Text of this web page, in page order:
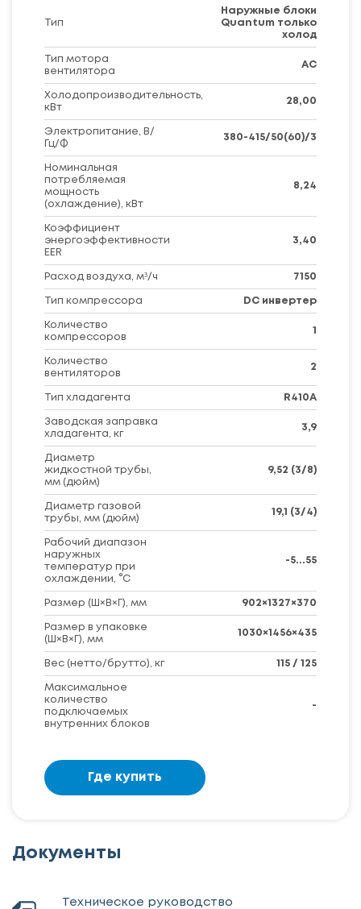
Тип
Наружные блоки
Quantum только
холод
Тип мотора
вентилятора
AC
Холодопроизводительность,
кВт
28,00
Электропитание, В/
Гц/Ф
380-415/50(60)/3
Номинальная
потребляемая
мощность
(охлаждение), кВт
8,24
Коэффициент
энергоэффективности
EER
3,40
Расход воздуха, м³/ч 7150
Тип компрессора DC инвертер
Количество
компрессоров
1
Количество
вентиляторов
2
Тип хладагента R410A
Заводская заправка
хладагента, кг
3,9
Диаметр
жидкостной трубы,
мм (дюйм)
9,52 (3/8)
Диаметр газовой
трубы, мм (дюйм)
19,1 (3/4)
Рабочий диапазон
наружных
температур при
охлаждении, °C
-5...55
Размер (Ш×В×Г), мм 902×1327×370
Размер в упаковке
(Ш×В×Г), мм
1030×1456×435
Вес (нетто/брутто), кг 115 / 125
Максимальное
количество
подключаемых
внутренних блоков
-
Где купить
Документы
Техническое руководство